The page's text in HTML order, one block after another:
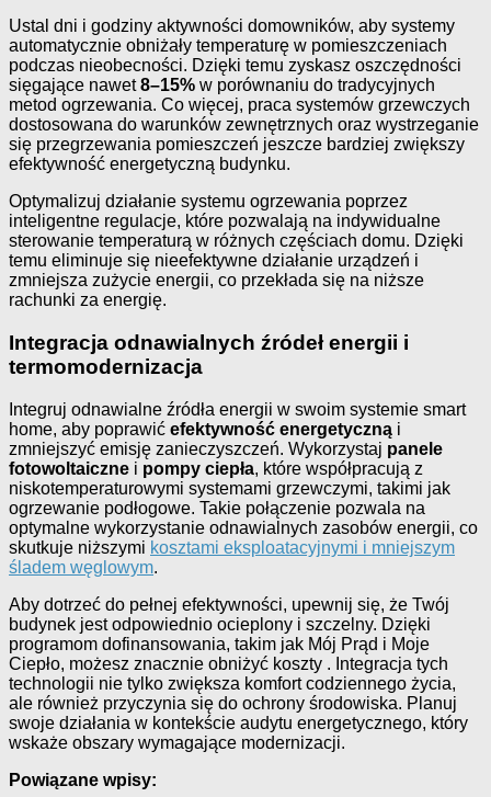
Ustal dni i godziny aktywności domowników, aby systemy
automatycznie obniżały temperaturę w pomieszczeniach
podczas nieobecności. Dzięki temu zyskasz oszczędności
sięgające nawet8–15% w porównaniu do tradycyjnych
metod ogrzewania. Co więcej, praca systemów grzewczych
dostosowana do warunków zewnętrznych oraz wystrzeganie
się przegrzewania pomieszczeń jeszcze bardziej zwiększy
efektywność energetyczną budynku.
Optymalizuj działanie systemu ogrzewania poprzez
inteligentne regulacje, które pozwalają na indywidualne
sterowanie temperaturą w różnych częściach domu. Dzięki
temu eliminuje się nieefektywne działanie urządzeń i
zmniejsza zużycie energii, co przekłada się na niższe
rachunki za energię.
Integracja odnawialnych źródeł energii i
termomodernizacja
Integruj odnawialne źródła energii w swoim systemie smart
home, aby poprawić efektywność energetyczną i
zmniejszyć emisję zanieczyszczeń. Wykorzystaj panele
fotowoltaiczne i pompy ciepła, które współpracują z
niskotemperaturowymi systemami grzewczymi, takimi jak
ogrzewanie podłogowe. Takie połączenie pozwala na
optymalne wykorzystanie odnawialnych zasobów energii, co
skutkuje niższymi kosztami eksploatacyjnymi i mniejszym
śladem węglowym.
Aby dotrzeć do pełnej efektywności, upewnij się, że Twój
budynek jest odpowiednio ocieplony i szczelny. Dzięki
programom dofinansowania, takim jak Mój Prąd i Moje
Ciepło, możesz znacznie obniżyć koszty . Integracja tych
technologii nie tylko zwiększa komfort codziennego życia,
ale również przyczynia się do ochrony środowiska. Planuj
swoje działania w kontekście audytu energetycznego, który
wskaże obszary wymagające modernizacji.
Powiązane wpisy: